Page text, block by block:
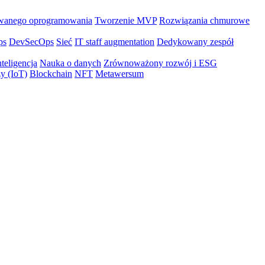
oprogramowania Tworzenie MVP Rozwiązania chmurowe
DevSecOps Sieć IT staff augmentation Dedykowany zespół
Nauka o danych Zrównoważony rozwój i ESG
(IoT) Blockchain NFT Metawersum